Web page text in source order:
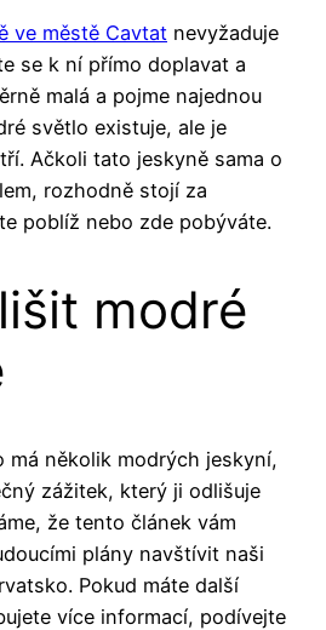
ve městě Cavtat nevyžaduje
se k ní přímo doplavat a
malá a pojme najednou
světlo existuje, ale je
Ačkoli tato jeskyně sama o
rozhodně stojí za
poblíž nebo zde pobýváte.
modré
má několik modrých jeskyní,
zážitek, který ji odlišuje
že tento článek vám
plány navštívit naši
Pokud máte další
více informací, podívejte